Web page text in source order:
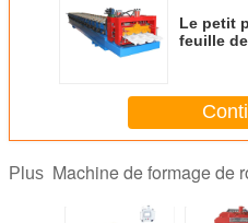
Le petit
feuille
Plus Machine de formage de